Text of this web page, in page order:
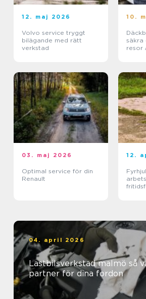
12. maj 2026
Volvo service tryggt
bilägande med rätt
verkstad
10.
säkra
resor
03. maj 2026
Optimal service för din
Renault
12.
04. april 2026
Lastbilsverkstad malmö så väljer du rätt
partner för dina fordon